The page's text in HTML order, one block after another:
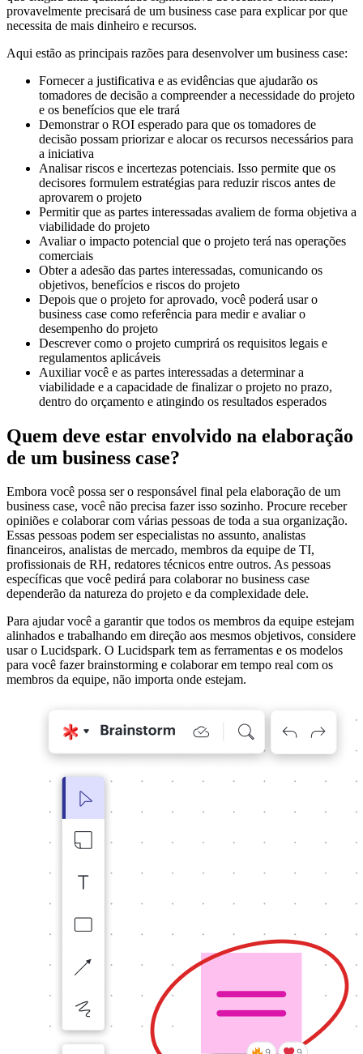
provavelmente precisará de um business case para explicar por que
necessita de mais dinheiro e recursos.
Aqui estão as principais razões para desenvolver um business case:
Fornecer a justificativa e as evidências que ajudarão os
tomadores de decisão a compreender a necessidade do projeto
e os benefícios que ele trará
Demonstrar o ROI esperado para que os tomadores de
decisão possam priorizar e alocar os recursos necessários para
a iniciativa
Analisar riscos e incertezas potenciais. Isso permite que os
decisores formulem estratégias para reduzir riscos antes de
aprovarem o projeto
Permitir que as partes interessadas avaliem de forma objetiva a
viabilidade do projeto
Avaliar o impacto potencial que o projeto terá nas operações
comerciais
Obter a adesão das partes interessadas, comunicando os
objetivos, benefícios e riscos do projeto
Depois que o projeto for aprovado, você poderá usar o
business case como referência para medir e avaliar o
desempenho do projeto
Descrever como o projeto cumprirá os requisitos legais e
regulamentos aplicáveis
Auxiliar você e as partes interessadas a determinar a
viabilidade e a capacidade de finalizar o projeto no prazo,
dentro do orçamento e atingindo os resultados esperados
Quem deve estar envolvido na elaboração
de um business case?
Embora você possa ser o responsável final pela elaboração de um
business case, você não precisa fazer isso sozinho. Procure receber
opiniões e colaborar com várias pessoas de toda a sua organização.
Essas pessoas podem ser especialistas no assunto, analistas
financeiros, analistas de mercado, membros da equipe de TI,
profissionais de RH, redatores técnicos entre outros. As pessoas
específicas que você pedirá para colaborar no business case
dependerão da natureza do projeto e da complexidade dele.
Para ajudar você a garantir que todos os membros da equipe estejam
alinhados e trabalhando em direção aos mesmos objetivos, considere
usar o Lucidspark. O Lucidspark tem as ferramentas e os modelos
para você fazer brainstorming e colaborar em tempo real com os
membros da equipe, não importa onde estejam.